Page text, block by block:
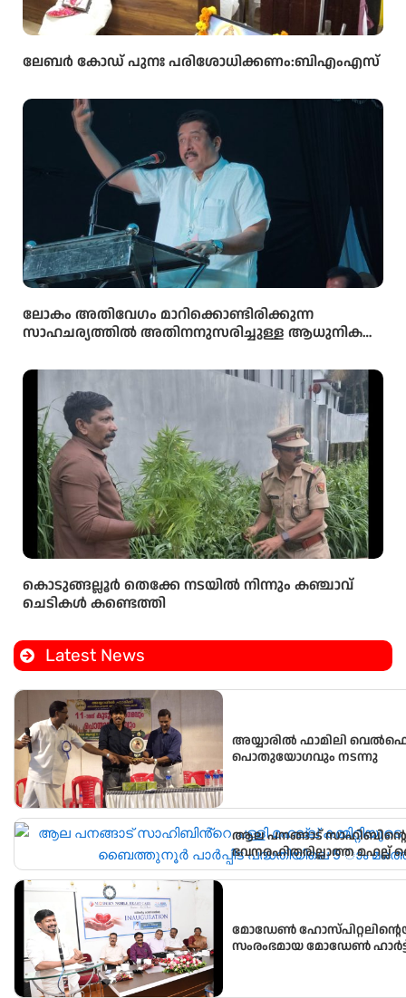
ലേബർ കോഡ് പുനഃ പരിശോധിക്കണം:ബിഎംഎസ്
ലോകം അതിവേഗം മാറിക്കൊണ്ടിരിക്കുന്ന
സാഹചര്യത്തിൽ അതിനനുസരിച്ചുള്ള ആധുനിക
വിദ്യാർഥികൾക്ക് ലഭ്യമാക്കുകയാണ് സർക്കാരിന്റെ
ലക്ഷ്യമെന്ന് സംസ്ഥാന വിദ്യാഭ്യാസ മന്ത്രി അഡ്വ.എൻ.
ഷംസുദ്ദീൻ
കൊടുങ്ങല്ലൂർ തെക്കേ നടയിൽ നിന്നും കഞ്ചാവ്
ചെടികൾ കണ്ടെത്തി
Latest News
അയ്യാരിൽ ഫാമിലി
പൊതുയോഗവും നടന്നു
ആല പനങ്ങാട് സാഹിബിൻ്റെ
ഭവനരഹിതരില്ലാത്ത മഹല്ല്
വീടിൻ്റെ താക്കോൽ ദാനം
മോഡേൺ
സംരംഭമായ മോഡേൺ ഹാർട്ട്